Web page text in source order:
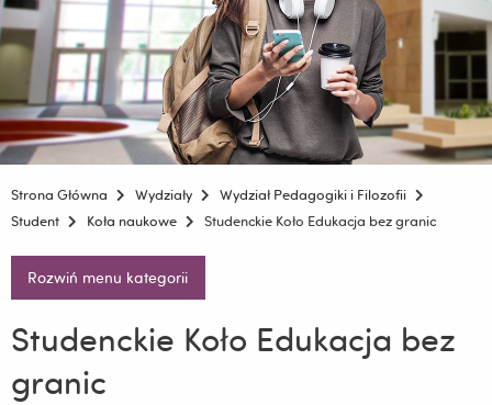
Strona Główna Wydziały
Wydział Pedagogiki i Filozofii
Student
Koła naukowe Studenckie Koło Edukacja bez granic
Rozwiń menu kategorii
Studenckie Koło Edukacja bez
granic